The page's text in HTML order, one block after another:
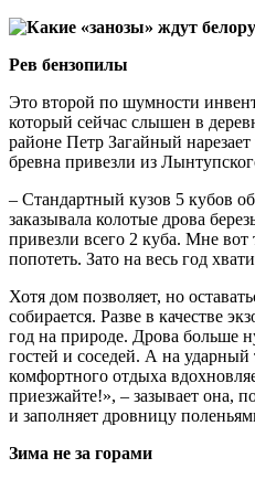
Рев бензопилы
Это второй по шумности
который сейчас слышен в
районе Петр Загайный
бревна привезли из
– Стандартный кузов 5 кубов
заказывала колотые дрова
привезли всего 2 куба. Мне вот
попотеть. Зато на весь год
Хотя дом позволяет, но
собирается. Разве в качестве
год на природе. Дрова больше
гостей и соседей. А на ударный
комфортного отдыха
приезжайте!», – зазывает она,
и заполняет дровницу
Зима не за горами